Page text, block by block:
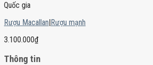
Quốc gia
Rượu Macallan|Rượu mạnh
3.100.000₫
Thông tin